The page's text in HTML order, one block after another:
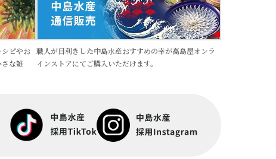
シピやお
な雑
職人が目利きした中島水産おすすめの幸が高島屋オンラ
インストアにてご購入いただけます。